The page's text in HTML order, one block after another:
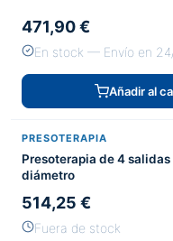
471,90 €
En stock — Envío en
Añadir al
PRESOTERAPIA
Presoterapia de 4
diámetro
514,25 €
Fuera de stock